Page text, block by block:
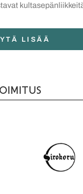
LISÄÄ